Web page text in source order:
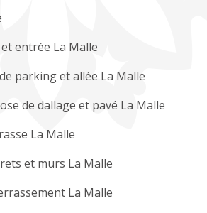
entrée La Malle
parking et allée La Malle
de dallage et pavé La Malle
La Malle
et murs La Malle
La Malle